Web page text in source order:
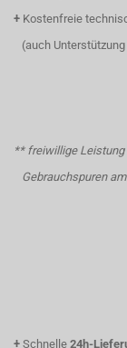
+ Kostenfreie
(auch
** freiwillige
Gebrauchspuren
+ Schnelle 24h-